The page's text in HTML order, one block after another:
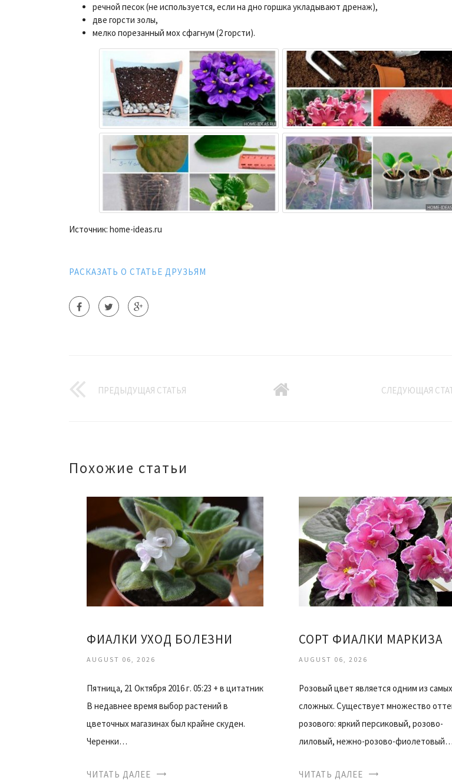
речной песок (не используется, если на дно горшка укладывают дренаж),
две горсти золы,
мелко порезанный мох сфагнум (2 горсти).
Источник: home-ideas.ru
РАСКАЗАТЬ О СТАТЬЕ ДРУЗЬЯМ
ПРЕДЫДУЩАЯ СТАТЬЯ СЛЕДУЮЩАЯ
Похожие статьи
ФИАЛКИ УХОД БОЛЕЗНИ
AUGUST 06, 2026
Пятница, 21 Октября 2016 г. 05:23 + в цитатник
В недавнее время выбор растений в
цветочных магазинах был крайне скуден.
Черенки…
ЧИТАТЬ ДАЛЕЕ
СОРТ ФИАЛКИ МАРКИЗА
AUGUST 06, 2026
Розовый цвет является одним из самых
сложных. Существует множество
розового: яркий персиковый, розово-
лиловый, нежно-розово-фиолетовый…
ЧИТАТЬ ДАЛЕЕ